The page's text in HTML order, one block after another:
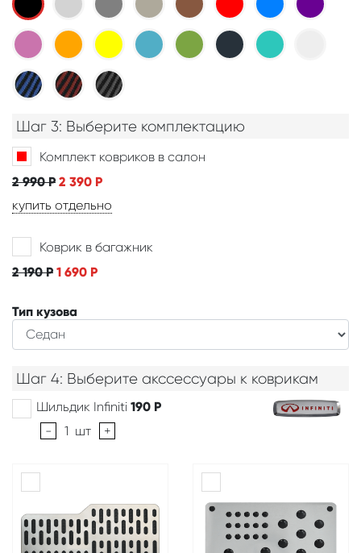
Шаг 3: Выберите комплектацию
Комплект ковриков в салон
2 990Р 2 390 Р
купить отдельно
Коврик в багажник
2 190Р 1 690 Р
Тип кузова
Шаг 4: Выберите акссессуары к коврикам
Шильдик Infiniti 190 Р
-
1 шт +